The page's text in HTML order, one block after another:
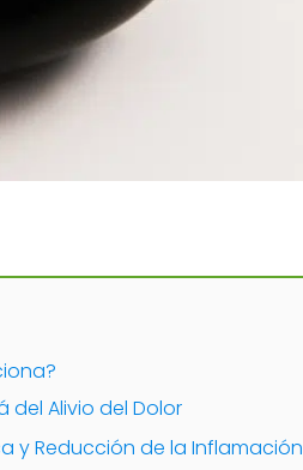
del Alivio del Dolor
y Reducción de la Inflamación